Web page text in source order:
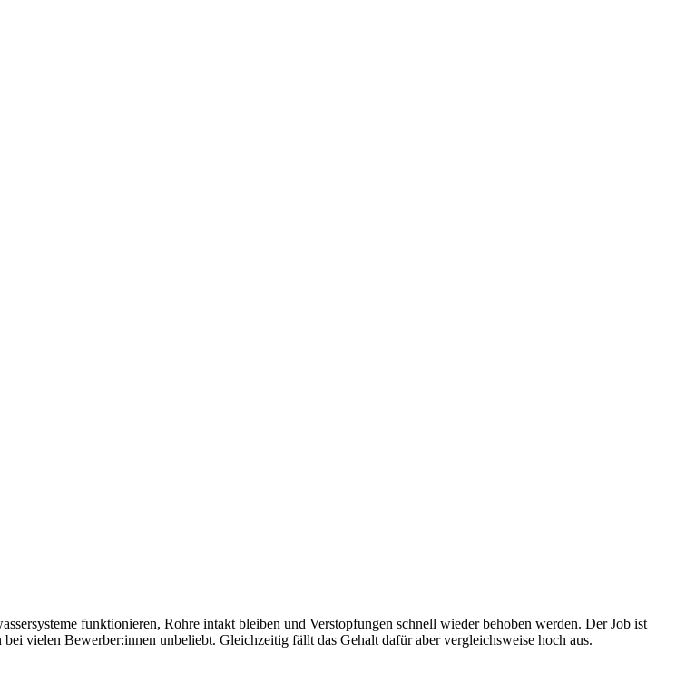
funktionieren, Rohre intakt bleiben und Verstopfungen schnell wieder behoben werden. Der Job ist
vielen Bewerber:innen unbeliebt. Gleichzeitig fällt das Gehalt dafür aber vergleichsweise hoch aus.